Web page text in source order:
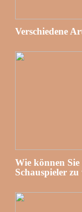
Verschiedene
Wie können
Schauspieler zu